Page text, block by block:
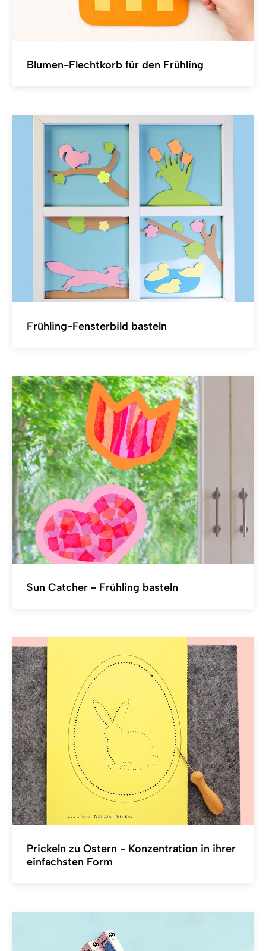
Blumen-Flechtkorb für den Frühling
Frühling-Fensterbild basteln
Sun Catcher - Frühling basteln
Prickeln zu Ostern - Konzentration in ihrer
einfachsten Form